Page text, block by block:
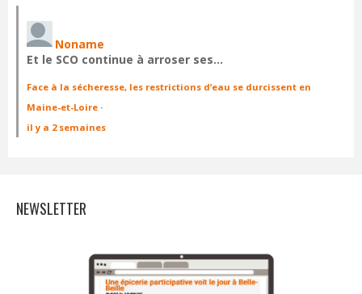
Noname
Et le SCO continue à arroser ses…
Face à la sécheresse, les restrictions d’eau se durcissent en
Maine-et-Loire ·
il y a 2 semaines
NEWSLETTER